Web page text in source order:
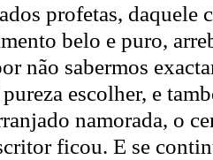
profetas,
belo e puro,
não sabermos
escolher, e
namorada, o
ficou. E se